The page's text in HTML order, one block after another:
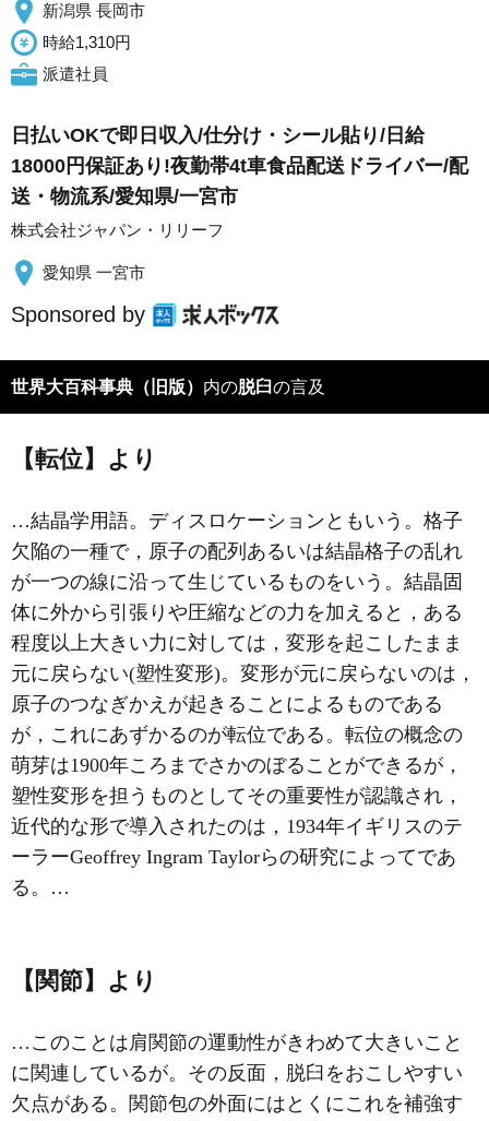
新潟県 長岡市
時給1,310円
派遣社員
日払いOKで即日収入/仕分け・シール貼り/日給
18000円保証あり!夜勤帯4t車食品配送ドライバー/配
送・物流系/愛知県/一宮市
株式会社ジャパン・リリーフ
愛知県 一宮市
Sponsored by
世界大百科事典（旧版） 内の脱臼の言及
【転位】より
…結晶学用語。ディスロケーションともいう。 格子
欠陥の一種で，原子の配列あるいは結晶格子の乱れ
が一つの線に沿って生じているものをいう。結晶固
体に外から引張りや圧縮などの力を加えると，ある
程度以上大きい力に対しては，変形を起こしたまま
元に戻らない(塑性変形)。変形が元に戻らないのは，
原子のつなぎかえが起きることによるものである
が，これにあずかるのが転位である。転位の概念の
萌芽は1900年ころまでさかのぼることができるが，
塑性変形を担うものとしてその重要性が認識され，
近代的な形で導入されたのは，1934年イギリスのテ
ーラーGeoffrey Ingram Taylorらの研究によってであ
る。…
【関節】より
…このことは肩関節の運動性がきわめて大きいこと
に関連しているが。その反面， 脱臼 をおこしやすい
欠点がある。関節包の外面にはとくにこれを補強す